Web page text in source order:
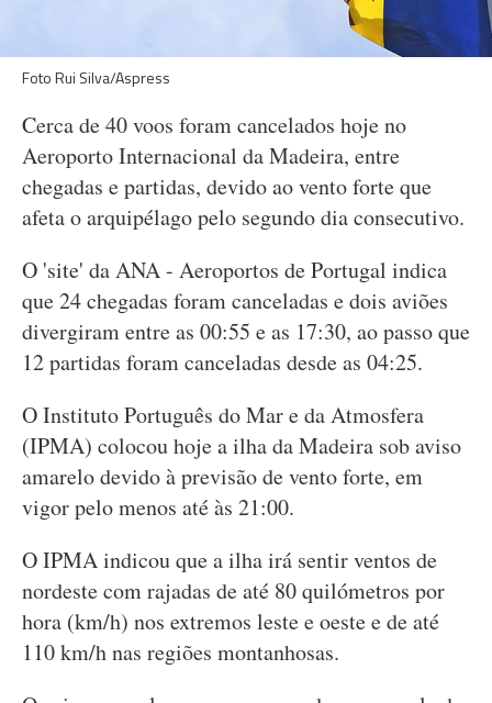
Foto Rui Silva/Aspress
Cerca de 40 voos foram cancelados hoje no
Aeroporto Internacional da Madeira, entre
chegadas e partidas, devido ao vento forte que
afeta o arquipélago pelo segundo dia consecutivo.
O 'site' da ANA - Aeroportos de Portugal indica
que 24 chegadas foram canceladas e dois aviões
divergiram entre as 00:55 e as 17:30, ao passo que
12 partidas foram canceladas desde as 04:25.
O Instituto Português do Mar e da Atmosfera
(IPMA) colocou hoje a ilha da Madeira sob aviso
amarelo devido à previsão de vento forte, em
vigor pelo menos até às 21:00.
O IPMA indicou que a ilha irá sentir ventos de
nordeste com rajadas de até 80 quilómetros por
hora (km/h) nos extremos leste e oeste e de até
110 km/h nas regiões montanhosas.